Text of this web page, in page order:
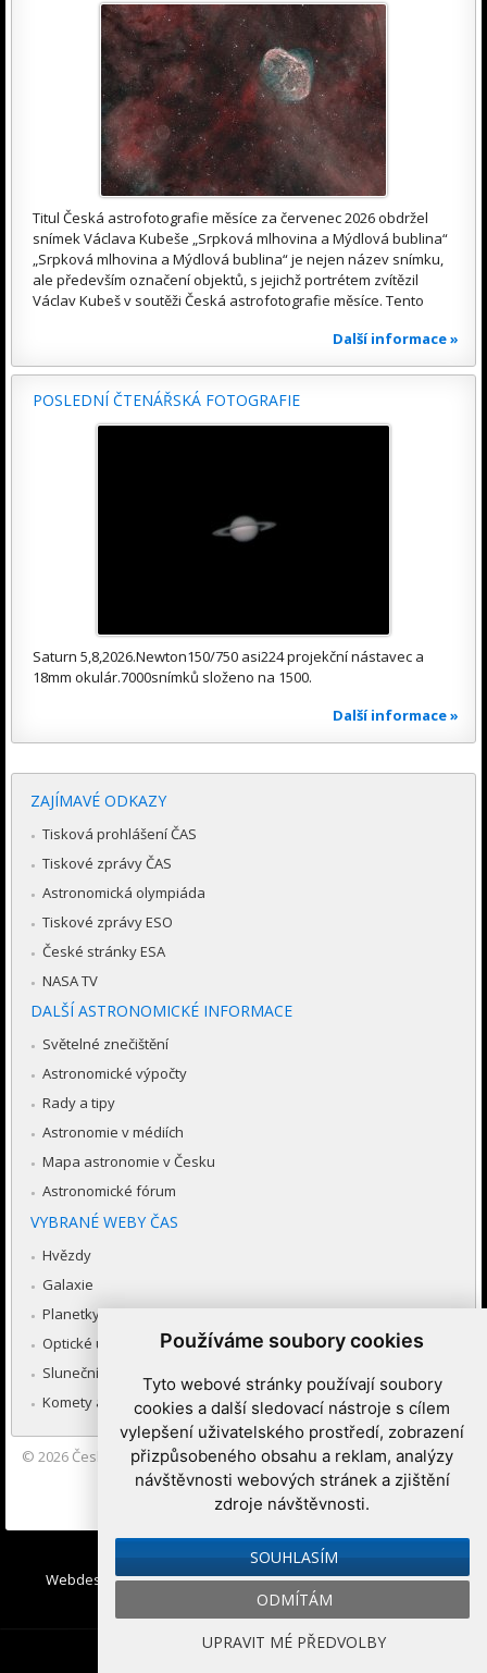
Používáme soubory cookies
Tyto webové stránky používají soubory
cookies a další sledovací nástroje s cílem
vylepšení uživatelského prostředí, zobrazení
přizpůsobeného obsahu a reklam, analýzy
návštěvnosti webových stránek a zjištění
zdroje návštěvnosti.
SOUHLASÍM
ODMÍTÁM
UPRAVIT MÉ PŘEDVOLBY
Titul Česká astrofotografie měsíce za červenec 2026 obdržel
snímek Václava Kubeše „Srpková mlhovina a Mýdlová bublina“
„Srpková mlhovina a Mýdlová bublina“ je nejen název snímku,
ale především označení objektů, s jejichž portrétem zvítězil
Václav Kubeš v soutěži Česká astrofotografie měsíce. Tento
Další informace »
POSLEDNÍ ČTENÁŘSKÁ FOTOGRAFIE
Saturn 5,8,2026.Newton150/750 asi224 projekční nástavec a
18mm okulár.7000snímků složeno na 1500.
Další informace »
ZAJÍMAVÉ ODKAZY
Tisková prohlášení ČAS
Tiskové zprávy ČAS
Astronomická olympiáda
Tiskové zprávy ESO
České stránky ESA
NASA TV
DALŠÍ ASTRONOMICKÉ INFORMACE
Světelné znečištění
Astronomické výpočty
Rady a tipy
Astronomie v médiích
Mapa astronomie v Česku
Astronomické fórum
VYBRANÉ WEBY ČAS
Hvězdy
Galaxie
Planetky
Optické úkazy v atmosféře
Sluneční soustava
Komety a meteory
© 2026 Česká astronomická společnost|Hvězdárna a planetárium
Brno spolupracuje se serverem Astro.cz
Webdesign:Medio interactive, Redakční systémIbis CMS: